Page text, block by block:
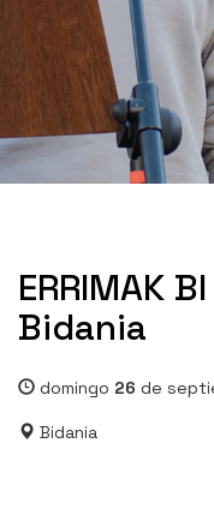
ERRIMAK
Bidania
domingo 26 de
Bidania